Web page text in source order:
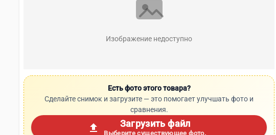
Изображение недоступно
Есть фото этого товара?
Сделайте снимок и загрузите — это помогает улучшать фото и
сравнения.
upload Загрузить файл
Выберите существующее фото.